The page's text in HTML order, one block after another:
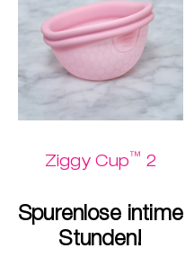
Ziggy Cup™ 2
Spurenlose intime
Stunden!